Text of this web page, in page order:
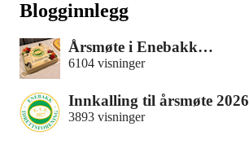
Blogginnlegg
Årsmøte i Enebakk…
6104 visninger
Innkalling til årsmøte 2026
3893 visninger